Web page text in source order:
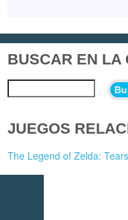
BUSCAR EN LA
JUEGOS
The Legend of Zelda: